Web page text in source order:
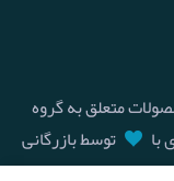
متعلق به گروه
با
توسط بازرگانی